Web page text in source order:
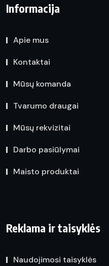
Informacija
Apie mus
Kontaktai
Mūsų komanda
Tvarumo draugai
Mūsų rekvizitai
Darbo pasiūlymai
Maisto produktai
Reklama ir taisyklės
Naudojimosi taisyklės